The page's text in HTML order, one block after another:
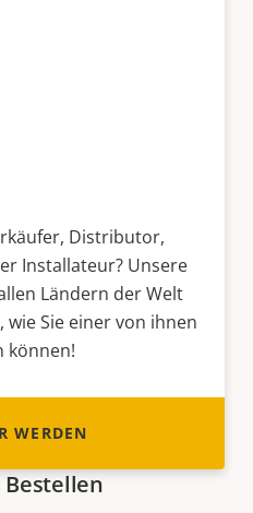
Distributor,
Installateur? Unsere
Ländern der Welt
wie Sie einer von ihnen
können!
WERDEN